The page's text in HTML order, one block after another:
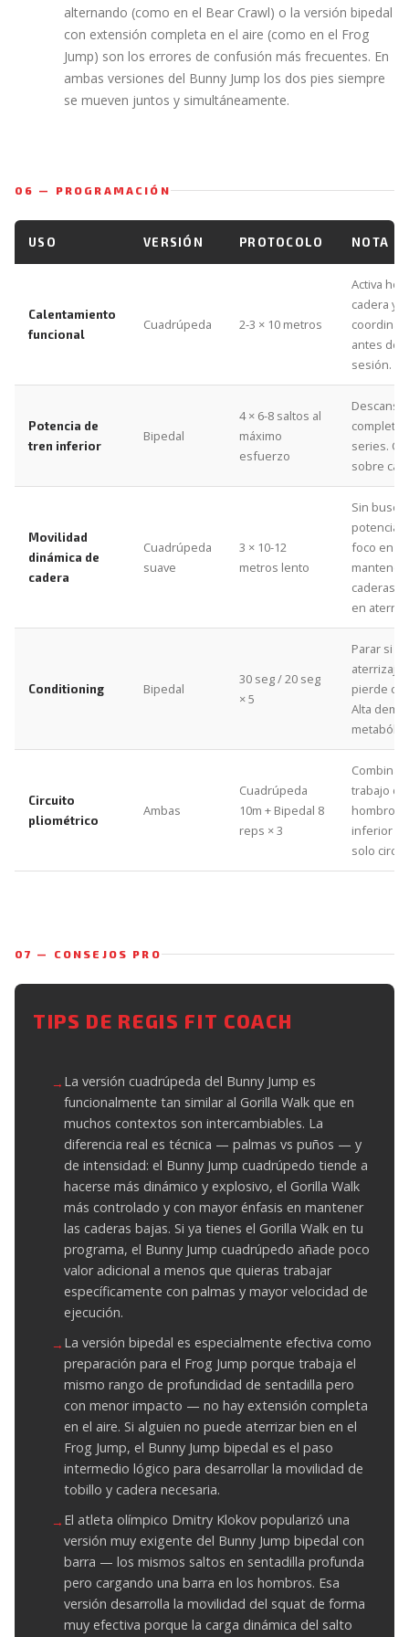
alternando (como en el Bear Crawl) o la versión bipedal
con extensión completa en el aire (como en el Frog
Jump) son los errores de confusión más frecuentes. En
ambas versiones del Bunny Jump los dos pies siempre
se mueven juntos y simultáneamente.
06 — PROGRAMACIÓN
USO VERSIÓN PROTOCOLO NOTA
Calentamiento
funcional
Cuadrúpeda 2-3 × 10 metros
Activa
cadera y
antes de
sesión.
Potencia de
tren inferior
Bipedal
4 × 6-8 saltos al
máximo
esfuerzo
Descanso
completo
series.
sobre
Movilidad
dinámica de
cadera
Cuadrúpeda
suave
3 × 10-12
metros lento
Sin buscar
potencia
foco en
mantener
caderas
en
Conditioning Bipedal
30 seg / 20 seg
× 5
Parar si el
aterrizaje
pierde
Alta
Circuito
pliométrico
Ambas
Cuadrúpeda
10m + Bipedal 8
reps × 3
Combina
trabajo de
hombros
inferior
solo
07 — CONSEJOS PRO
TIPS DE REGIS FIT COACH
La versión cuadrúpeda del Bunny Jump es
funcionalmente tan similar al Gorilla Walk que en
muchos contextos son intercambiables. La
diferencia real es técnica — palmas vs puños — y
de intensidad: el Bunny Jump cuadrúpedo tiende a
hacerse más dinámico y explosivo, el Gorilla Walk
más controlado y con mayor énfasis en mantener
las caderas bajas. Si ya tienes el Gorilla Walk en tu
programa, el Bunny Jump cuadrúpedo añade poco
valor adicional a menos que quieras trabajar
específicamente con palmas y mayor velocidad de
ejecución.
La versión bipedal es especialmente efectiva como
preparación para el Frog Jump porque trabaja el
mismo rango de profundidad de sentadilla pero
con menor impacto — no hay extensión completa
en el aire. Si alguien no puede aterrizar bien en el
Frog Jump, el Bunny Jump bipedal es el paso
intermedio lógico para desarrollar la movilidad de
tobillo y cadera necesaria.
El atleta olímpico Dmitry Klokov popularizó una
versión muy exigente del Bunny Jump bipedal con
barra — los mismos saltos en sentadilla profunda
pero cargando una barra en los hombros. Esa
versión desarrolla la movilidad del squat de forma
muy efectiva porque la carga dinámica del salto